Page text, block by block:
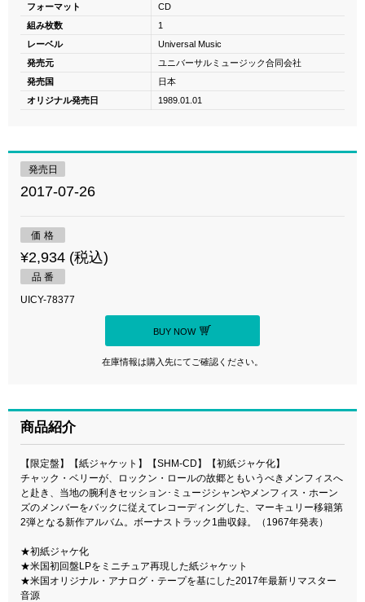
フォーマット
CD
組み枚数
1
レーベル
Universal Music
発売元
ユニバーサルミュージック合同会社
発売国
日本
オリジナル発売日
1989.01.01
発売日
2017-07-26
価 格
¥2,934 (税込)
品 番
UICY-78377
BUY NOW
在庫情報は購入先にてご確認ください。
商品紹介
【限定盤】【紙ジャケット】【SHM-CD】【初紙ジャケ化】
チャック・ベリーが、ロックン・ロールの故郷ともいうべきメンフィスへ
と赴き、当地の腕利きセッション･ミュージシャンやメンフィス・ホーン
ズのメンバーをバックに従えてレコーディングした、マーキュリー移籍第
2弾となる新作アルバム。ボーナストラック1曲収録。（1967年発表）
★初紙ジャケ化
★米国初回盤LPをミニチュア再現した紙ジャケット
★米国オリジナル・アナログ・テープを基にした2017年最新リマスター
音源